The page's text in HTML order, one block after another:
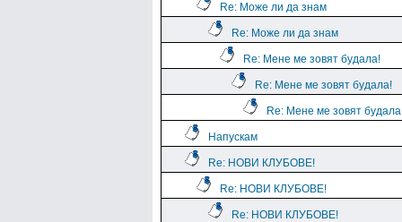
Re: Може ли да знам
Re: Може ли да знам
Re: Мене ме зовят будала!
Re: Мене ме зовят будала!
Re: Мене ме зовят
Напускам
Re: НОВИ КЛУБОВЕ!
Re: НОВИ КЛУБОВЕ!
Re: НОВИ КЛУБОВЕ!